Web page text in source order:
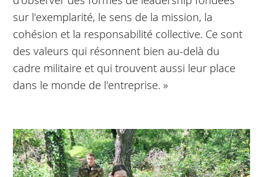
sur l'exemplarité, le sens de la mission, la
cohésion et la responsabilité collective. Ce sont
des valeurs qui résonnent bien au-delà du
cadre militaire et qui trouvent aussi leur place
dans le monde de l'entreprise. »